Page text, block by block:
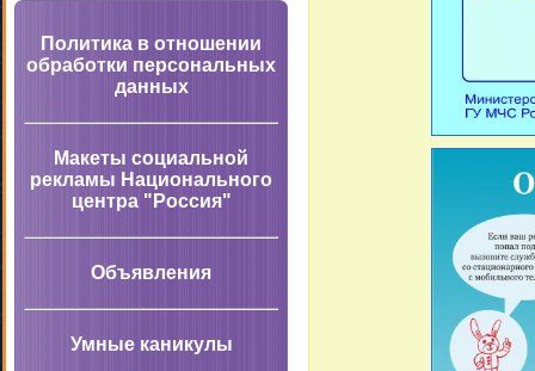
Политика в отношении
обработки персональных
данных
Макеты социальной
рекламы Национального
центра "Россия"
Объявления
Умные каникулы